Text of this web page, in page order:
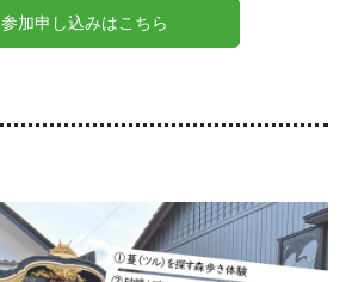
参加申し込みはこちら